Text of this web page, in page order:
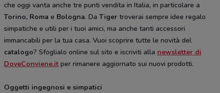
che oggi vanta anche tre punti vendita in Italia, in particolare a
Torino, Roma e Bologna. Da Tiger troverai sempre idee regalo
simpatiche e utili per i tuoi amici, ma anche tanti accessori
immancabili per la tua casa. Vuoi scoprire tutte le novità del
catalogo? Sfoglialo online sul sito e iscriviti alla newsletter di
DoveConviene.it per rimanere aggiornato sui nuovi prodotti.
Oggetti ingegnosi e simpatici